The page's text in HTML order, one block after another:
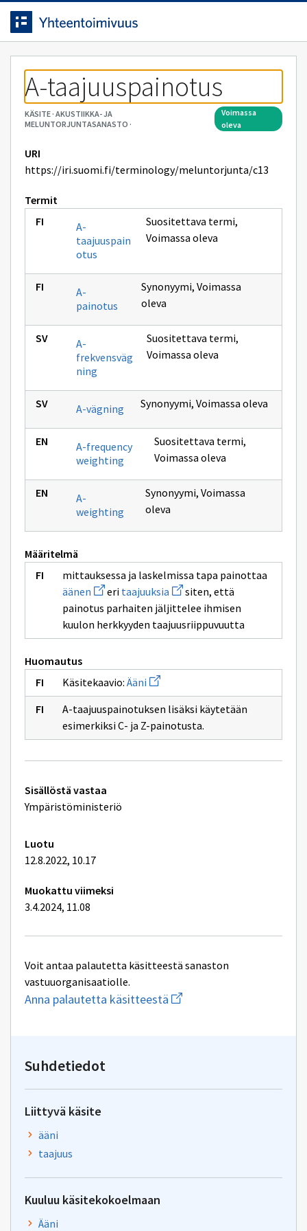
Siirrytty
sivulle
Siirry suoraan sisältöön.
A-taajuuspainotus
KÄSITE· AKUSTIIKKA- JA
MELUNTORJUNTASANASTO ·
voimassa
oleva
URI
https://iri.suomi.fi/terminology/meluntorjunta/c13
Termit
A-
taajuuspain
otus
Suositettava termi,
Voimassa oleva
A-
painotus
Synonyymi,Voimassa
oleva
A-
frekvensväg
ning
Suositettava termi,
Voimassa oleva
A-vägning Synonyymi, Voimassa oleva
A-frequency
weighting
Suositettava termi,
Voimassa oleva
A-
weighting
Synonyymi, Voimassa
oleva
Määritelmä
mittauksessa ja laskelmissa tapa painottaa
äänen Avaa
uuden
ikkunan
sivulle
äänen
eri taajuuksia Avaa
uuden
ikkunan
sivulle
taajuuksia
siten, että
painotus parhaiten jäljittelee ihmisen
kuulon herkkyyden taajuusriippuvuutta
Huomautus
Käsitekaavio: Ääni Avaa
uuden
ikkunan
sivulle
Ääni
A-taajuuspainotuksen lisäksi käytetään
esimerkiksi C- ja Z-painotusta.
Tekniset
lisätiedot
Sisällöstä vastaa
Ympäristöministeriö
Luotu
12.8.2022, 10.17
Muokattu viimeksi
3.4.2024, 11.08
Voit antaa palautetta käsitteestä sanaston
vastuuorganisaatiolle.
Anna palautetta käsitteestä Aloita
uuden
Suhdetiedot
Liittyvä käsite
ääni
taajuus
Kuuluu käsitekokoelmaan
Ääni